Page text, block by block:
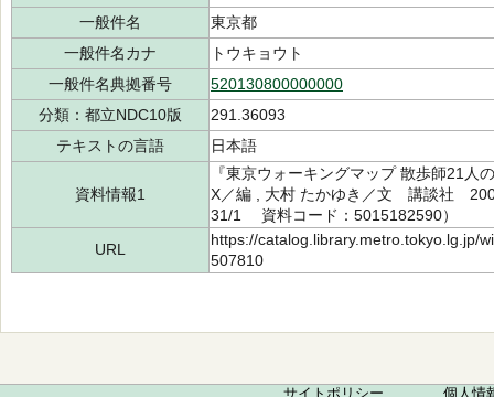
一般件名
東京都
一般件名カナ
トウキョウト
一般件名典拠番号
520130800000000
分類：都立NDC10版
291.36093
テキストの言語
日本語
資料情報1
『東京ウォーキングマップ 散歩師21
X／編 , 大村 たかゆき／文 講談社
31/1 資料コード：5015182590）
URL
https://catalog.library.metro.tokyo.lg.jp/
507810
サイトポリシー 個人情